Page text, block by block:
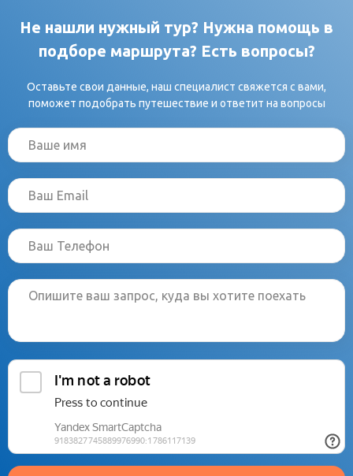
Не нашли нужный тур? Нужна помощь в
подборе маршрута? Есть вопросы?
Оставьте свои данные, наш специалист свяжется с вами,
поможет подобрать путешествие и ответит на вопросы